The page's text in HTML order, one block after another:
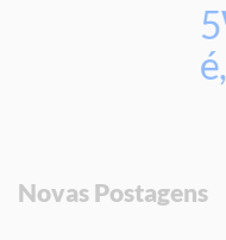
Novas Postagens